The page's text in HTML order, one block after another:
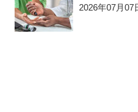
2026年07月07